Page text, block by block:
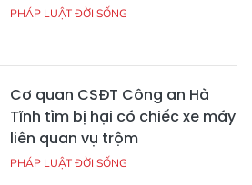
PHÁP LUẬT ĐỜI SỐNG
Cơ quan CSĐT Công an Hà
Tĩnh tìm bị hại có chiếc xe máy
liên quan vụ trộm
PHÁP LUẬT ĐỜI SỐNG